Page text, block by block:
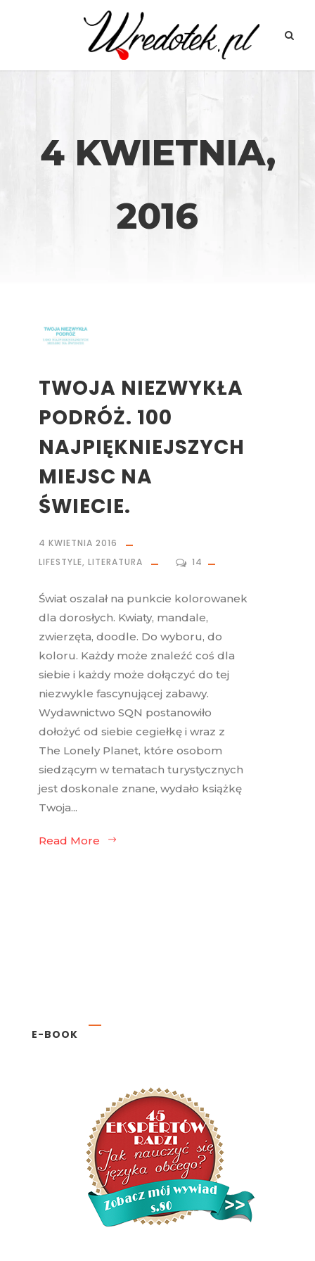
4 KWIETNIA,
2016
TWOJA NIEZWYKŁA
PODRÓŻ. 100
NAJPIĘKNIEJSZYCH
MIEJSC NA
ŚWIECIE.
4 KWIETNIA 2016
LIFESTYLE, LITERATURA 14
Świat oszalał na punkcie kolorowanek
dla dorosłych. Kwiaty, mandale,
zwierzęta, doodle. Do wyboru, do
koloru. Każdy może znaleźć coś dla
siebie i każdy może dołączyć do tej
niezwykle fascynującej zabawy.
Wydawnictwo SQN postanowiło
dołożyć od siebie cegiełkę i wraz z
The Lonely Planet, które osobom
siedzącym w tematach turystycznych
jest doskonale znane, wydało książkę
Twoja...
Read More
E-BOOK